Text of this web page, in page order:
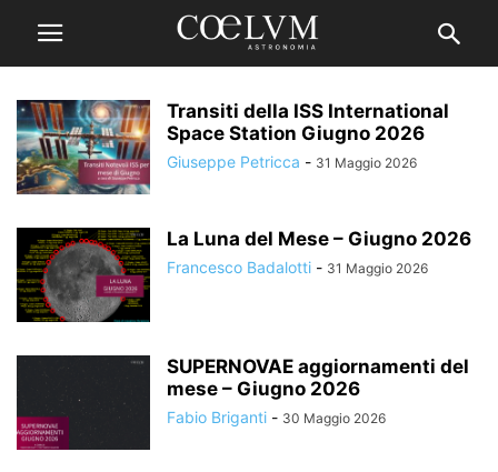
Transiti della ISS International
Space Station Giugno 2026
Giuseppe Petricca - 31 Maggio 2026
La Luna del Mese – Giugno 2026
Francesco Badalotti - 31 Maggio 2026
SUPERNOVAE aggiornamenti del
mese – Giugno 2026
Fabio Briganti - 30 Maggio 2026